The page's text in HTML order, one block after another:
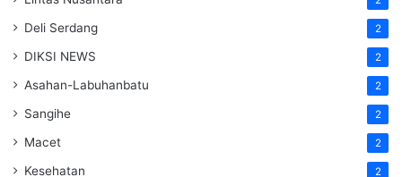
Deli Serdang 2
DIKSI NEWS 2
Asahan-Labuhanbatu 2
Sangihe 2
Macet 2
Kesehatan 2